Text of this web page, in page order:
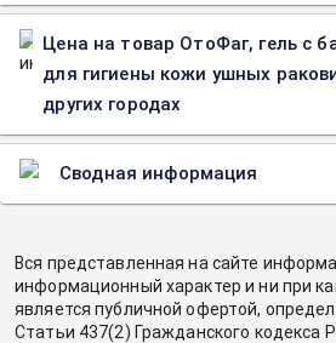
Цена на товар ОтоФаг, гель с
для гигиены кожи ушных
других городах
Сводная информация
Вся представленная на сайте
информационный характер и ни при
является публичной офертой,
Статьи 437(2) Гражданского кодекса